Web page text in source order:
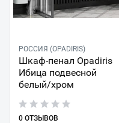
РОССИЯ (OPADIRIS)
Шкаф-пенал Opadiris
Ибица подвесной
белый/хром
0 ОТЗЫВОВ